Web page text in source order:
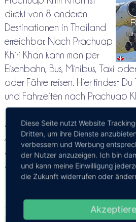
direkt von 8 anderen
Destinationen in Thailand
erreichbar. Nach Prachuap
Khiri Khan kann man per
Eisenbahn, Bus, Minibus, Taxi
oder Fähre reisen. Hier findest Du
und Fahrzeiten nach Prachuap
Bitte ein wenig Geduld, nach der
Abfahrtortes sucht die Datenbank
möglichen verfügbaren
Khiri Khan
Diese Seite nutzt Website
Dritten, um ihre Dienste
verbessern und Werbung
der Nutzer anzuzeigen. Ich bin
und kann meine Einwilligung
die Zukunft widerrufen oder